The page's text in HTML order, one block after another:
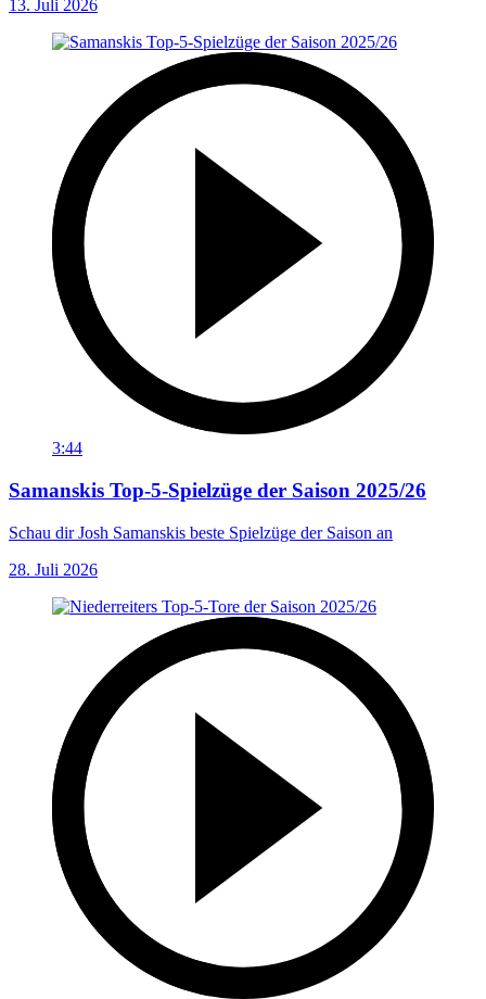
13. Juli 2026
3:44
Samanskis Top-5-Spielzüge der Saison 2025/26
Schau dir Josh Samanskis beste Spielzüge der Saison an
28. Juli 2026